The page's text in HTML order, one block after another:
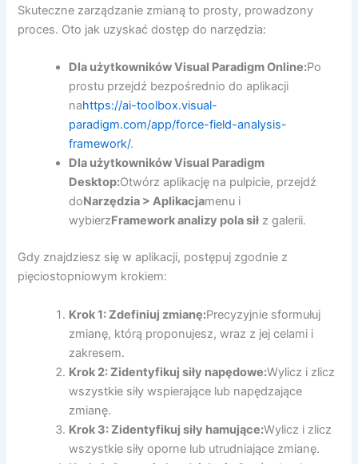
Skuteczne zarządzanie zmianą to prosty, prowadzony
proces. Oto jak uzyskać dostęp do narzędzia:
Dla użytkowników Visual Paradigm Online:Po
prostu przejdź bezpośrednio do aplikacji
nahttps://ai-toolbox.visual-
paradigm.com/app/force-field-analysis-
framework/.
Dla użytkowników Visual Paradigm
Desktop:Otwórz aplikację na pulpicie, przejdź
doNarzędzia > Aplikacjamenu i
wybierzFramework analizy pola sił z galerii.
Gdy znajdziesz się w aplikacji, postępuj zgodnie z
pięciostopniowym krokiem:
Krok 1: Zdefiniuj zmianę:Precyzyjnie sformułuj
zmianę, którą proponujesz, wraz z jej celami i
zakresem.
Krok 2: Zidentyfikuj siły napędowe:Wylicz i zlicz
wszystkie siły wspierające lub napędzające
zmianę.
Krok 3: Zidentyfikuj siły hamujące:Wylicz i zlicz
wszystkie siły oporne lub utrudniające zmianę.